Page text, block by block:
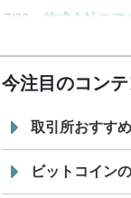
7/30
株式会社モア
「 JPYC」を
19:30
てステーブル
説セミナーを
今注目のコン
取引所おすす
ビットコイン